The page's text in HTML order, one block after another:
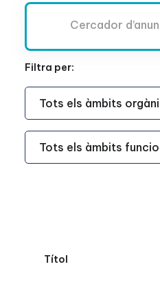
Filtra per:
Àmbit Funcional
Àmbit Funcional
Títol